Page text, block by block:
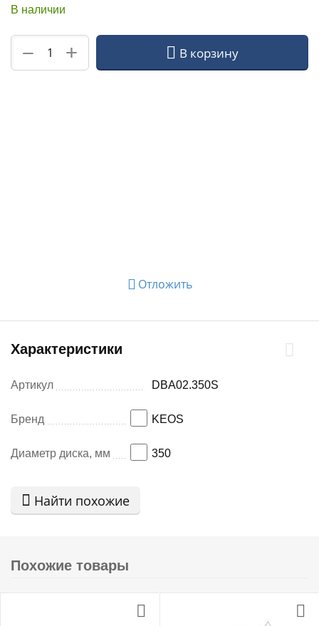
В наличии
+
− В корзину
Отложить
Характеристики
Артикул DBA02.350S
Бренд KEOS
Диаметр диска, мм 350
Найти похожие
Похожие товары